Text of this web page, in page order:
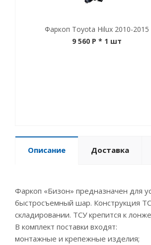
Фаркоп Toyota Hilux 2010-2015
9 560 P * 1 шт
Описание Доставка
Фаркоп «Бизон» предназначен для
быстросъемный шар. Конструкция
складировании. ТСУ крепится к
В комплект поставки входят:
монтажные и крепежные изделия;